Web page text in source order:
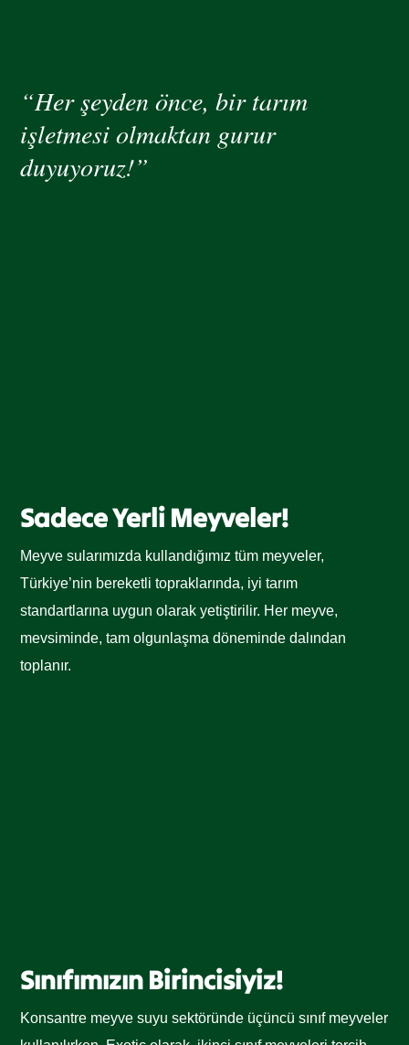
“Her şeyden önce, bir tarım
işletmesi olmaktan gurur
duyuyoruz!”
Sadece Yerli Meyveler!
Meyve sularımızda kullandığımız tüm meyveler,
Türkiye’nin bereketli topraklarında, iyi tarım
standartlarına uygun olarak yetiştirilir. Her meyve,
mevsiminde, tam olgunlaşma döneminde dalından
toplanır.
Sınıfımızın Birincisiyiz!
Konsantre meyve suyu sektöründe üçüncü sınıf meyveler